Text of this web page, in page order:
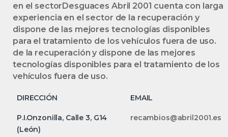
en el sectorDesguaces Abril 2001 cuenta con larga
experiencia en el sector de la recuperación y
dispone de las mejores tecnologías disponibles
para el tratamiento de los vehículos fuera de uso.
de la recuperación y dispone de las mejores
tecnologías disponibles para el tratamiento de los
vehículos fuera de uso.
DIRECCIÓN EMAIL
P.I.Onzonilla, Calle 3, G14
(León)
recambios@abril2001.es